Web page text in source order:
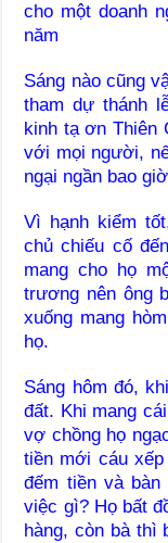
cho một doanh
năm
Sáng nào cũng
tham dự thánh
kinh tạ ơn Thiên
với mọi người,
ngại ngần bao
Vì hạnh kiểm
chủ chiếu cố
mang cho họ
trương nên ông
xuống mang
họ.
Sáng hôm đó,
đất. Khi mang
vợ chồng họ
tiền mới cáu
đếm tiền và
việc gì? Họ bất
hàng, còn bà thì